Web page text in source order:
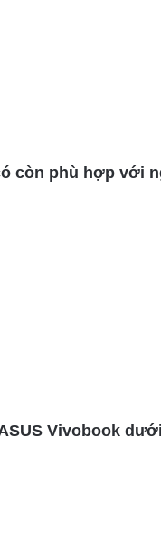
còn phù hợp với
Vivobook